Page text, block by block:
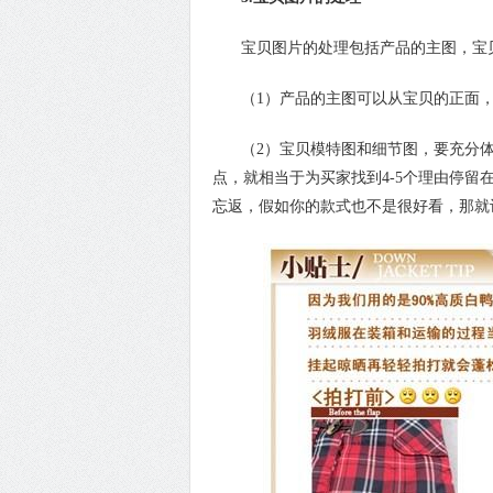
宝贝图片的处理包括产品的主图，宝
（1）产品的主图可以从宝贝的正面
（2）宝贝模特图和细节图，要充分
点，就相当于为买家找到4-5个理由停留
忘返，假如你的款式也不是很好看，那